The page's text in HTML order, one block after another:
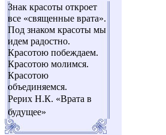
Знак красоты откроет
все «священные врата».
Под знаком красоты мы
идем радостно.
Красотою побеждаем.
Красотою молимся.
Красотою
объединяемся.
Рерих Н.К. «Врата в
будущее»